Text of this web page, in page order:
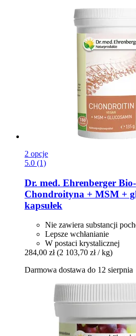
2 opcje
5.0 (1)
Dr. med. Ehrenberger
Chondroityna + MSM +
kapsułek
Nie zawiera substancji
Lepsze wchłanianie
W postaci krystalicznej
284,00 zł (2 103,70 zł / kg)
Darmowa dostawa do 12 sierpnia